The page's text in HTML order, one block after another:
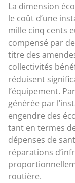
La dimension
le coût d’une
mille cinq cents
compensé par
titre des
collectivités
réduisent
l’équipement.
générée par
engendre des
tant en termes
dépenses de
réparations
routière.